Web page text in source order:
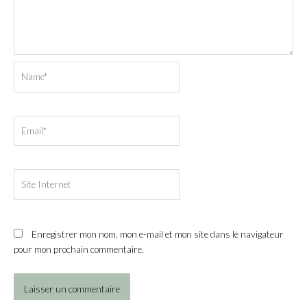
Internet
Enregistrer mon nom, mon e-mail et mon site dans le navigateur
pour mon prochain commentaire.